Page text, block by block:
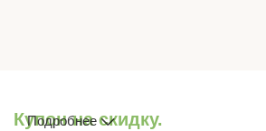
Купон на скидку.
Подробнее